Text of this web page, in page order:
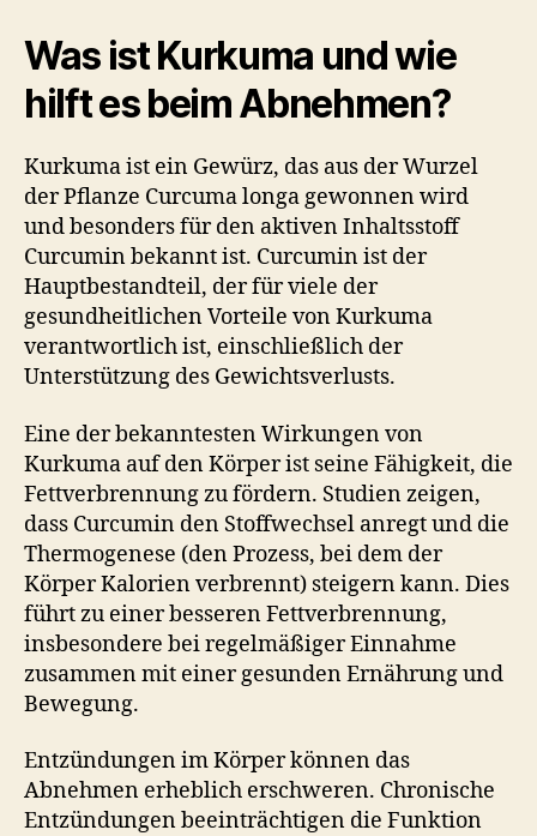
Was ist Kurkuma und wie
hilft es beim Abnehmen?
Kurkuma ist ein Gewürz, das aus der Wurzel
der Pflanze Curcuma longa gewonnen wird
und besonders für den aktiven Inhaltsstoff
Curcumin bekannt ist. Curcumin ist der
Hauptbestandteil, der für viele der
gesundheitlichen Vorteile von Kurkuma
verantwortlich ist, einschließlich der
Unterstützung des Gewichtsverlusts.
Eine der bekanntesten Wirkungen von
Kurkuma auf den Körper ist seine Fähigkeit, die
Fettverbrennung zu fördern. Studien zeigen,
dass Curcumin den Stoffwechsel anregt und die
Thermogenese (den Prozess, bei dem der
Körper Kalorien verbrennt) steigern kann. Dies
führt zu einer besseren Fettverbrennung,
insbesondere bei regelmäßiger Einnahme
zusammen mit einer gesunden Ernährung und
Bewegung.
Entzündungen im Körper können das
Abnehmen erheblich erschweren. Chronische
Entzündungen beeinträchtigen die Funktion